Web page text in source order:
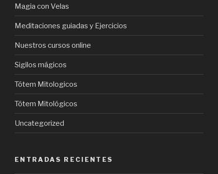
Magia con Velas
Meditaciones guiadas y Ejercicios
Nuestros cursos online
Sigilos mágicos
Tótem Mitologicos
Tótem Mitológicos
Uncategorized
ENTRADAS RECIENTES